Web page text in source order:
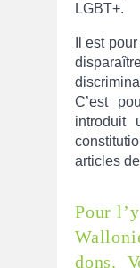
LGBT+.
Il est
C’est
introduit
articles
Pour
dons.